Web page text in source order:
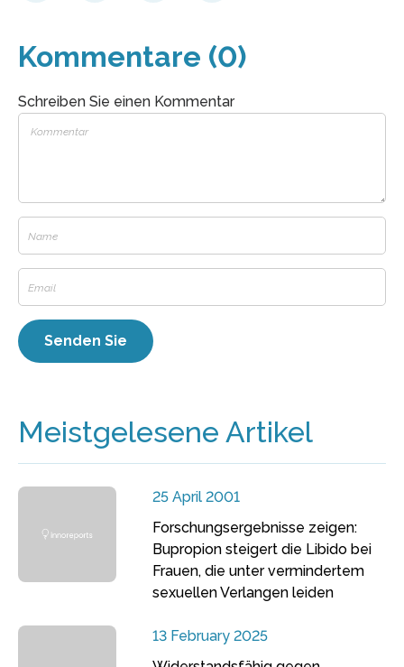
Kommentare (0)
Schreiben Sie einen Kommentar
Meistgelesene Artikel
25 April 2001
Forschungsergebnisse zeigen:
Bupropion steigert die Libido bei
Frauen, die unter vermindertem
sexuellen Verlangen leiden
13 February 2025